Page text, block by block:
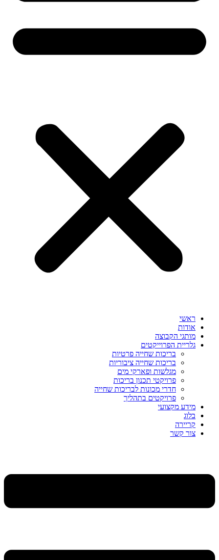
ראשי
אודות
מותגי הקבוצה
גלריית הפרוייקטים
בריכות שחייה פרטיות
בריכות שחייה ציבוריות
מגלשות ופארקי מים
פרויקטי תכנון בריכות
חדרי מכונות לבריכות שחייה
פרויקטים בתהליך
מידע מקצועי
בלוג
קריירה
צור קשר